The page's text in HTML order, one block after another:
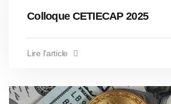
Colloque CETIECAP 2025
Lire l'article